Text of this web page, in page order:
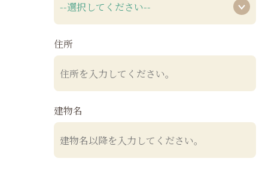
住所
建物名